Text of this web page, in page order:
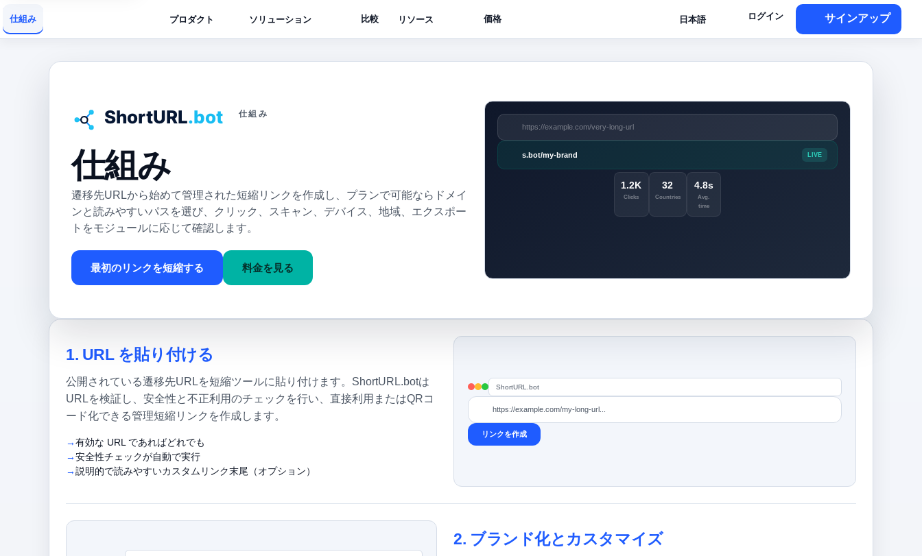
仕組み プロダクト ソリューション 比較 リソース 価格 日本語 ログイン サインアップ
仕組み
仕組み
遷移先URLから始めて管理された短縮リンクを作成し、プランで可能ならドメイ
ンと読みやすいパスを選び、クリック、スキャン、デバイス、地域、エクスポー
トをモジュールに応じて確認します。
最初のリンクを短縮する 料金を見る
https://example.com/very-long-url
s.bot/my-brand LIVE
1.2K
Clicks
32
Countries
4.8s
Avg.
time
1. URL を貼り付ける
公開されている遷移先URLを短縮ツールに貼り付けます。ShortURL.botは
URLを検証し、安全性と不正利用のチェックを行い、直接利用またはQRコ
ード化できる管理短縮リンクを作成します。
有効な URL であればどれでも
安全性チェックが自動で実行
説明的で読みやすいカスタムリンク末尾（オプション）
ShortURL.bot
https://example.com/my-long-url...
リンクを作成
2. ブランド化とカスタマイズ